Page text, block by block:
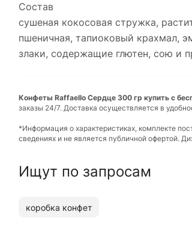
Состав
сушеная кокосовая стружка,
пшеничная, тапиоковый крахмал,
злаки, содержащие глютен, сою и
Конфеты Raffaello Сердце 300 гр купить с
заказы 24/7. Доставка осуществляется в
*Информация о характеристиках, комплекте
сведениях и не является публичной офертой.
Ищут по запросам
коробка конфет